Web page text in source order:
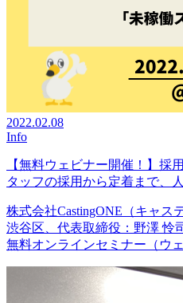
2022.02.08
Info
【無料ウェビナー開催！】採
タッフの採用から定着まで、
株式会社CastingONE（キャス
渋谷区、代表取締役：野澤 怜
無料オンラインセミナー（ウ